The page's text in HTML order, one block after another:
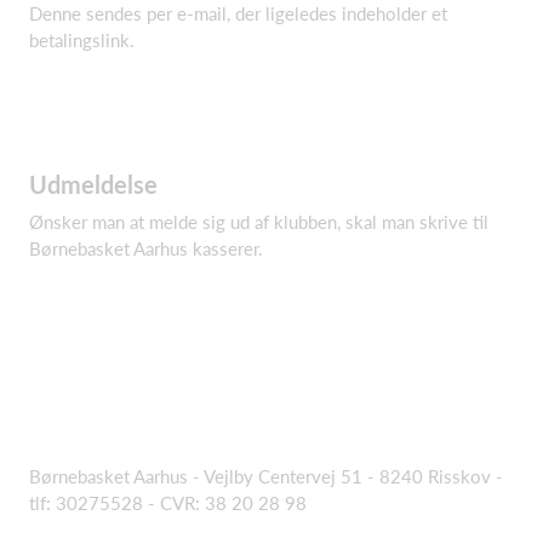
Denne sendes per e-mail, der ligeledes indeholder et
betalingslink.
Udmeldelse
Ønsker man at melde sig ud af klubben, skal man skrive til
Børnebasket Aarhus kasserer.
Børnebasket Aarhus - Vejlby Centervej 51 - 8240 Risskov -
tlf: 30275528 - CVR: 38 20 28 98